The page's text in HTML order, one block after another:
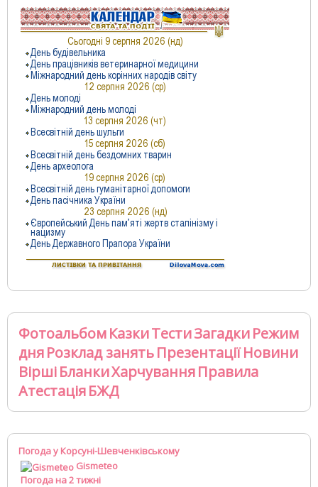
ФотоальбомКазкиТестиЗагадкиРежим
дняРозклад занятьПрезентаціїНовини
ВіршіБланкиХарчуванняПравила
АтестаціяБЖД
Погода у Корсуні-Шевченківському
Gismeteo
Погода на 2 тижні